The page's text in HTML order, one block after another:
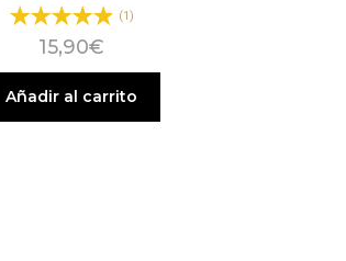
(1)
15,90€
Añadir al carrito